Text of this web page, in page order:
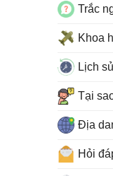
Trắc
Khoa
Lịch
Tại
Địa
Hỏi